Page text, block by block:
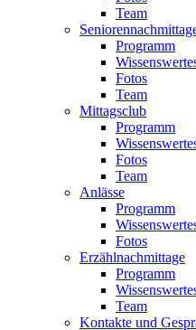
Team
Programm
Fotos
Team
Mittagsclub
Programm
Fotos
Team
Anlässe
Programm
Fotos
Erzählnachmittage
Programm
Team
Kontakte und